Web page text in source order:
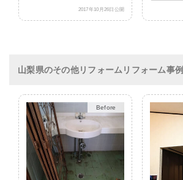
2017年10月26日公開
山梨県のその他リフォームリフォーム事例
After